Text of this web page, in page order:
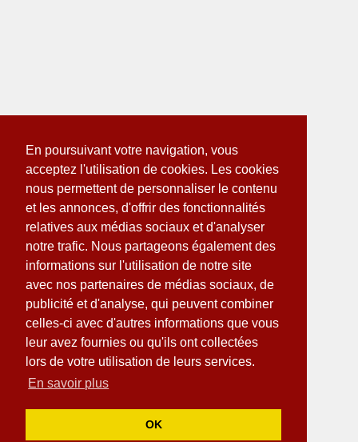
En poursuivant votre navigation, vous
acceptez l'utilisation de cookies. Les cookies
nous permettent de personnaliser le contenu
et les annonces, d'offrir des fonctionnalités
relatives aux médias sociaux et d'analyser
notre trafic. Nous partageons également des
informations sur l'utilisation de notre site
avec nos partenaires de médias sociaux, de
publicité et d'analyse, qui peuvent combiner
celles-ci avec d'autres informations que vous
leur avez fournies ou qu'ils ont collectées
lors de votre utilisation de leurs services.
En savoir plus
OK